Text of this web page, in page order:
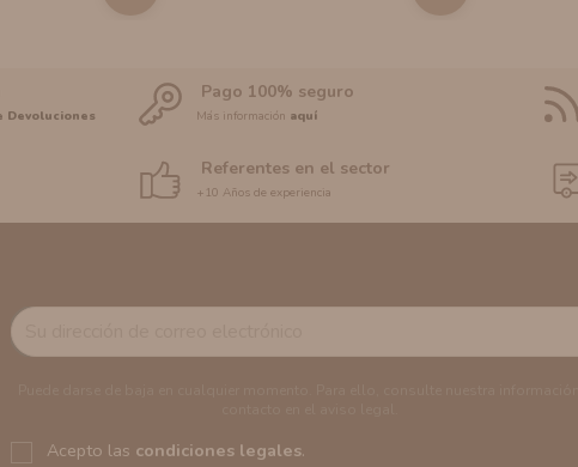
Devoluciones
Pago 100% seguro
Más información aquí
Referentes en el sector
+10 Años de experiencia
Acepto las condiciones legales.